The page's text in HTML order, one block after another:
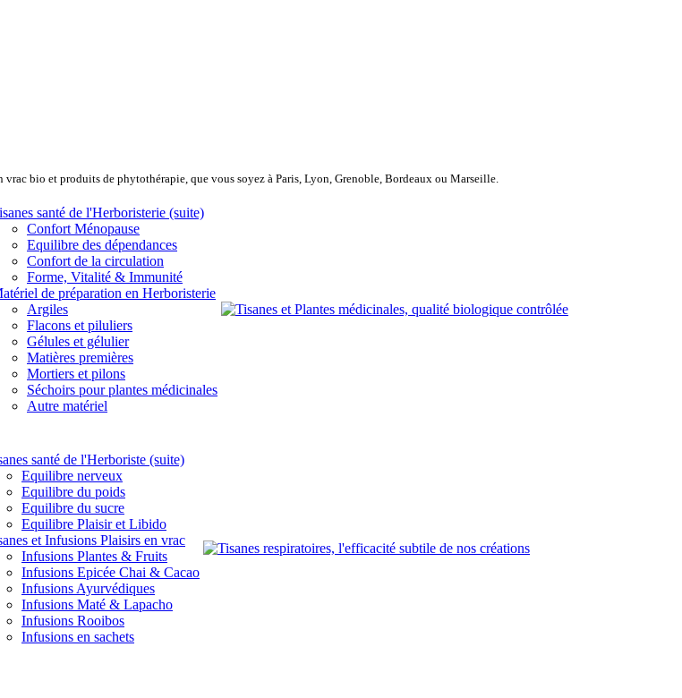
bio et produits de phytothérapie, que vous soyez à Paris, Lyon, Grenoble, Bordeaux ou Marseille.
santé de l'Herboristerie (suite)
Confort Ménopause
Equilibre des dépendances
Confort de la circulation
Forme, Vitalité & Immunité
de préparation en Herboristerie
Argiles
Flacons et piluliers
Gélules et gélulier
Matières premières
Mortiers et pilons
Séchoirs pour plantes médicinales
Autre matériel
santé de l'Herboriste (suite)
Equilibre nerveux
Equilibre du poids
Equilibre du sucre
Equilibre Plaisir et Libido
et Infusions Plaisirs en vrac
Infusions Plantes & Fruits
Infusions Epicée Chai & Cacao
Infusions Ayurvédiques
Infusions Maté & Lapacho
Infusions Rooibos
Infusions en sachets